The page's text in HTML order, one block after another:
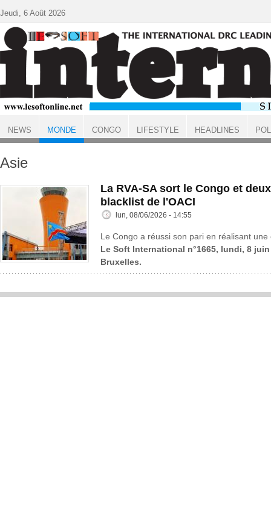
ACCUEIL MONDE
Asie
La RVA-SA sort le Congo et
blacklist de l'OACI
lun, 08/06/2026 - 14:55
Le Congo a réussi son pari en réalisant une
Le Soft International n°1665, lundi, 8
Bruxelles.
Jeudi, 6 Août 2026
NEWS MONDE CONGO LIFESTYLE HEADLINES